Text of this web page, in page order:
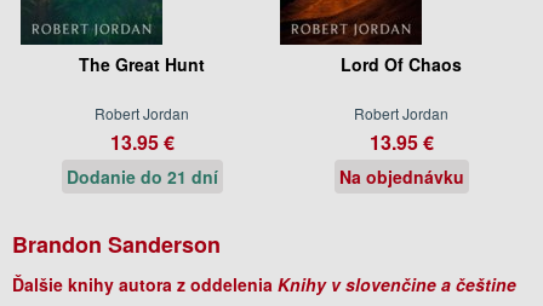
The Great Hunt
Robert Jordan
13.95 €
Dodanie do 21 dní
Lord Of Chaos
Robert Jordan
13.95 €
Na objednávku
Brandon Sanderson
Ďalšie knihy autora z oddelenia Knihy v slovenčine a češtine